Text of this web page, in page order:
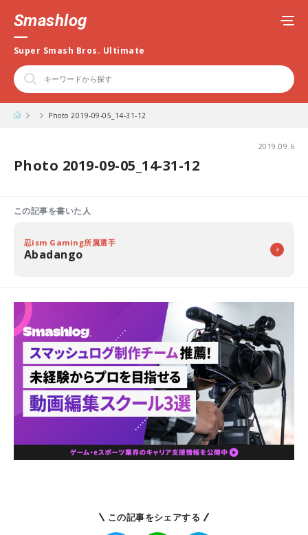
Smashlog
Super Smash Bros. Ultimate
Photo 2019-09-05_14-31-12
2019.09.6
Photo 2019-09-05_14-31-12
この記事を書いた人
忍ism Gaming所属選手
Abadango
この記事をシェアする